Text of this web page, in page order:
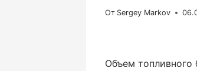
От Sergey Markov
Объем топливного